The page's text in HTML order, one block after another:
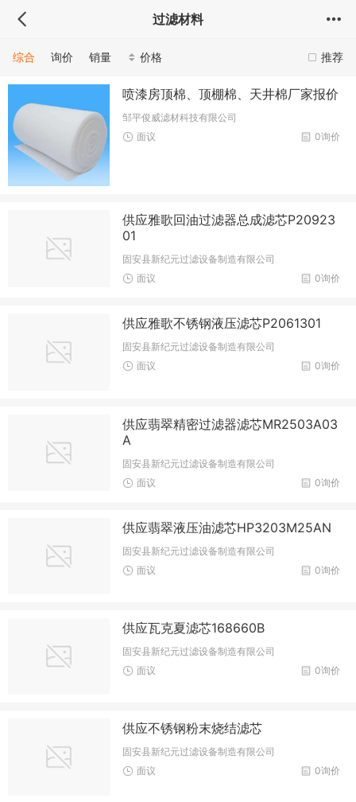
过滤材料
推荐
综合 询价 销量 价格
喷漆房顶棉、顶棚棉、天井棉厂家报价
邹平俊威滤材科技有限公司
0询价
面议
供应雅歌回油过滤器总成滤芯P20923
01
固安县新纪元过滤设备制造有限公司
0询价
面议
供应雅歌不锈钢液压滤芯P2061301
固安县新纪元过滤设备制造有限公司
0询价
面议
供应翡翠精密过滤器滤芯MR2503A03
A
固安县新纪元过滤设备制造有限公司
0询价
面议
供应翡翠液压油滤芯HP3203M25AN
固安县新纪元过滤设备制造有限公司
0询价
面议
供应瓦克夏滤芯168660B
固安县新纪元过滤设备制造有限公司
0询价
面议
供应不锈钢粉末烧结滤芯
固安县新纪元过滤设备制造有限公司
0询价
面议